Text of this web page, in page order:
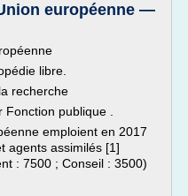
européenne —
libre.
recherche
publique .
emploient en 2017
agents assimilés [1]
: 7500 ; Conseil : 3500)